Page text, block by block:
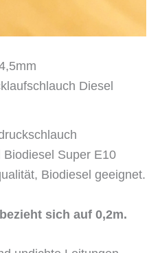
Diesel
Super E10
Biodiesel geeignet.
sich auf 0,2m.